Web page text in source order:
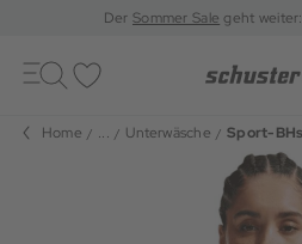
DerSommer Sale geht
Toggle
navigation
Home ... Unterwäsche Sport-BHs